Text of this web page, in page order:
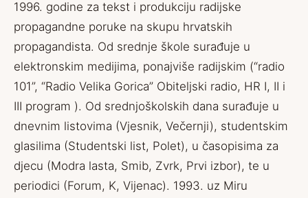
1996. godine za tekst i produkciju radijske
propagandne poruke na skupu hrvatskih
propagandista. Od srednje škole surađuje u
elektronskim medijima, ponajviše radijskim (“radio
101”, “Radio Velika Gorica” Obiteljski radio, HR I, II i
III program ). Od srednjoškolskih dana surađuje u
dnevnim listovima (Vjesnik, Večernji), studentskim
glasilima (Studentski list, Polet), u časopisima za
djecu (Modra lasta, Smib, Zvrk, Prvi izbor), te u
periodici (Forum, K, Vijenac). 1993. uz Miru